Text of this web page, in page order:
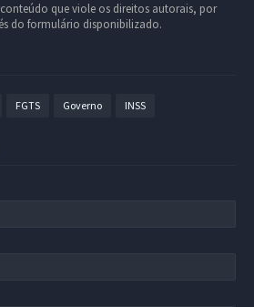
que viole os direitos autorais, por
do formulário disponibilizado.
FGTS Governo INSS